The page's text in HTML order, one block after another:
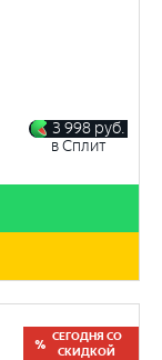
3 998 руб.
в Сплит
СЕГОДНЯ СО
СКИДКОЙ